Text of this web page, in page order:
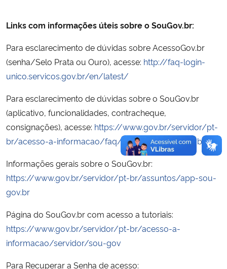
Links com informações úteis sobre o SouGov.br:
Para esclarecimento de dúvidas sobre AcessoGov.br
(senha/Selo Prata ou Ouro), acesse: http://faq-login-
unico.servicos.gov.br/en/latest/
Para esclarecimento de dúvidas sobre o SouGov.br
(aplicativo, funcionalidades, contracheque,
consignações), acesse: https://www.gov.br/servidor/pt-
br/acesso-a-informacao/faq/sou-gov.br/sougov.br
Informações gerais sobre o SouGov.br:
https://www.gov.br/servidor/pt-br/assuntos/app-sou-
gov.br
Página do SouGov.br com acesso a tutoriais:
https://www.gov.br/servidor/pt-br/acesso-a-
informacao/servidor/sou-gov
Para Recuperar a Senha de acesso: